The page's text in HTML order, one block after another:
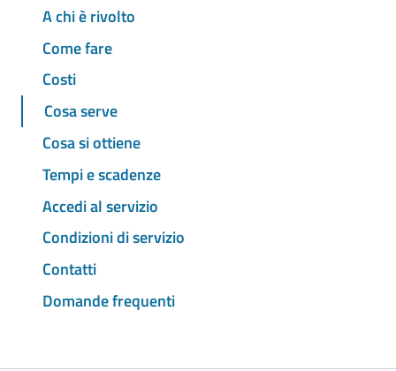
A chi è rivolto
Come fare
Costi
Cosa serve
Cosa si ottiene
Tempi e scadenze
Accedi al servizio
Condizioni di servizio
Contatti
Domande frequenti